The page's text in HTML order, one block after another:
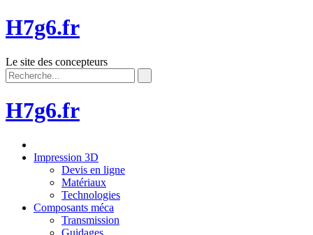
H7g6.fr
Le site des concepteurs
H7g6.fr
Impression 3D
Devis en ligne
Matériaux
Technologies
Composants méca
Transmission
Guidages